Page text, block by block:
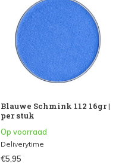
Blauwe Schmink 112 16gr |
per stuk
Op voorraad
Deliverytime
€5,95